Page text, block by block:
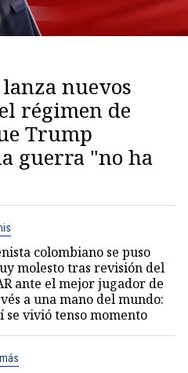
nuevos
régimen de
Trump
guerra "no ha
colombiano se puso
molesto tras revisión del
ante el mejor jugador de
a una mano del mundo:
se vivió tenso momento